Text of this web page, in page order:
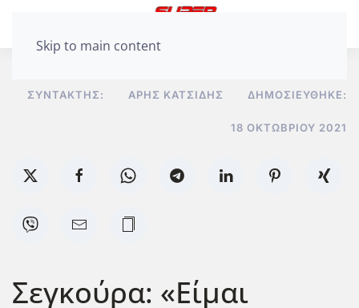
Skip to main content
ΣΥΝΤΆΚΤΗΣ: ΆΡΗΣ ΚΑΤΣΊΔΗΣ ΔΗΜΟΣΙΕΎΘΗΚΕ:
18 ΟΚΤΩΒΡΊΟΥ 2021
Σεγκούρα: «Είμαι